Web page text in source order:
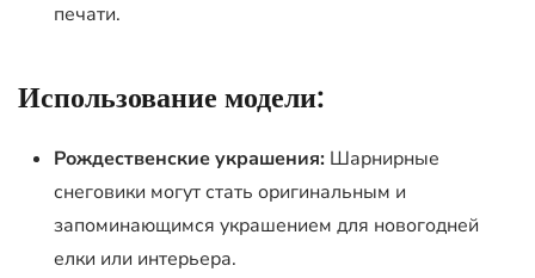
печати.
Использование модели:
Рождественские украшения: Шарнирные
снеговики могут стать оригинальным и
запоминающимся украшением для новогодней
елки или интерьера.